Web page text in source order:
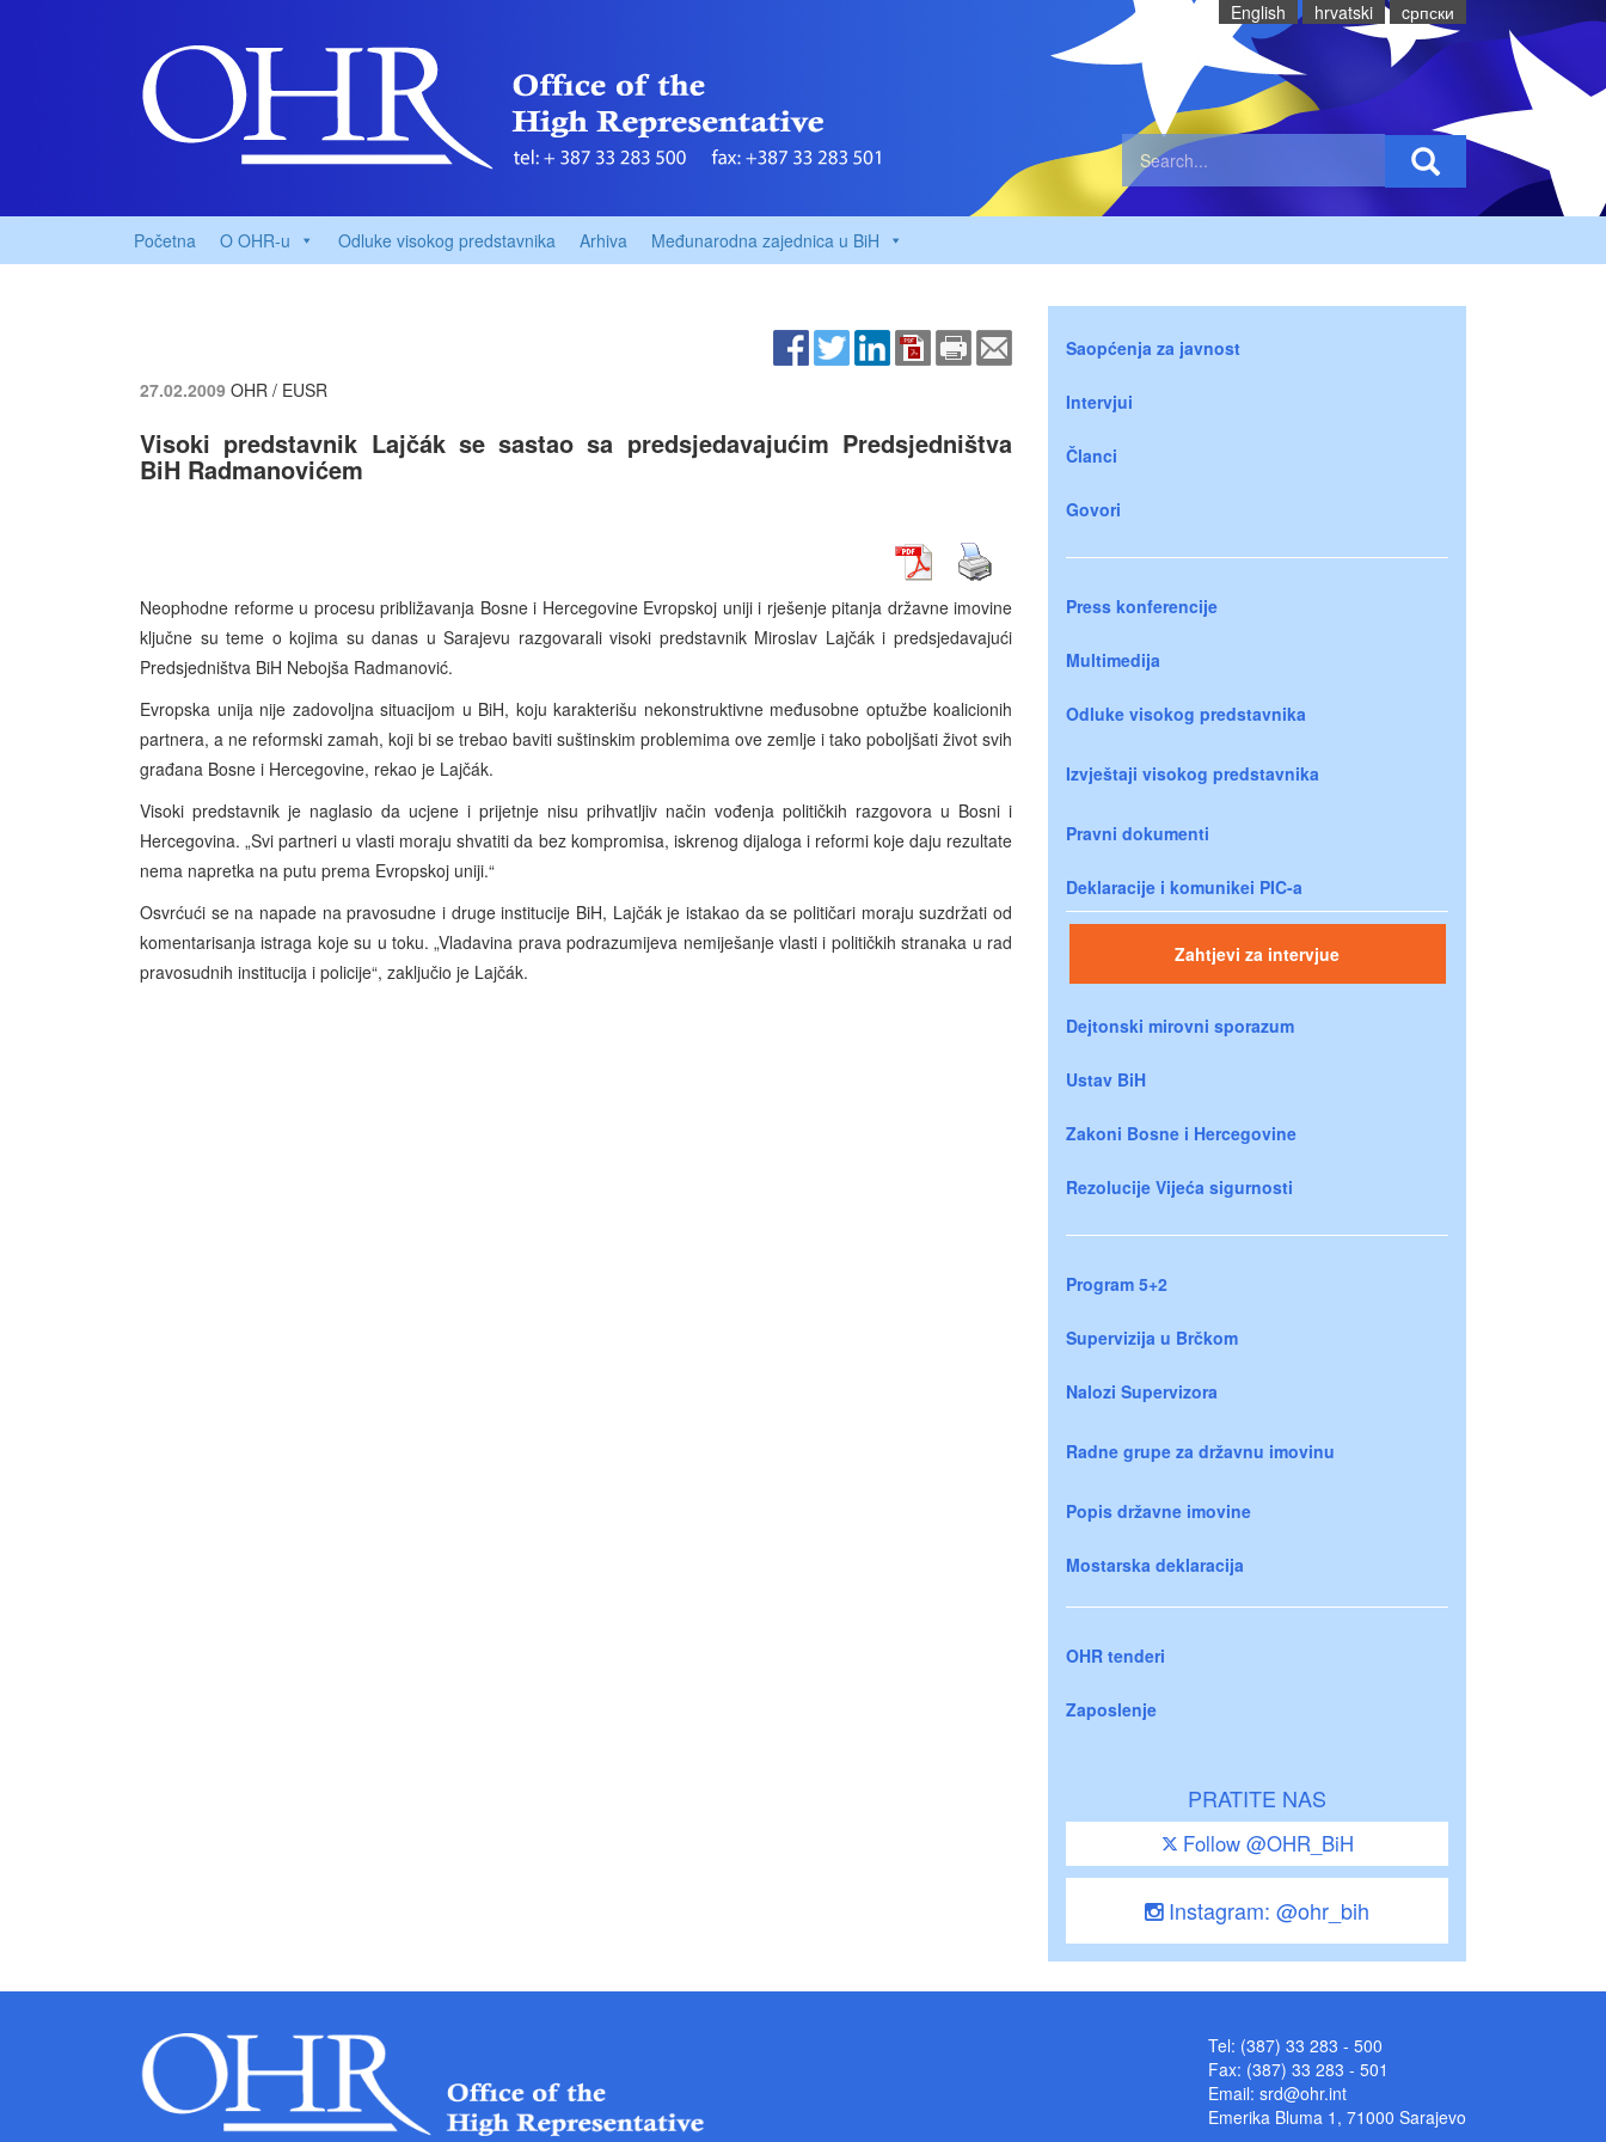
English hrvatski cрпски
Početna O OHR-u Odluke visokog predstavnika Arhiva Međunarodna zajednica u BiH
27.02.2009 OHR / EUSR
Visoki predstavnik Lajčák se sastao sa predsjedavajućim Predsjedništva
BiH Radmanovićem
Neophodne reforme u procesu približavanja Bosne i Hercegovine Evropskoj uniji i rješenje pitanja državne imovine
ključne su teme o kojima su danas u Sarajevu razgovarali visoki predstavnik Miroslav Lajčák i predsjedavajući
Predsjedništva BiH Nebojša Radmanović.
Evropska unija nije zadovoljna situacijom u BiH, koju karakterišu nekonstruktivne međusobne optužbe koalicionih
partnera, a ne reformski zamah, koji bi se trebao baviti suštinskim problemima ove zemlje i tako poboljšati život svih
građana Bosne i Hercegovine, rekao je Lajčák.
Visoki predstavnik je naglasio da ucjene i prijetnje nisu prihvatljiv način vođenja političkih razgovora u Bosni i
Hercegovina. „Svi partneri u vlasti moraju shvatiti da bez kompromisa, iskrenog dijaloga i reformi koje daju rezultate
nema napretka na putu prema Evropskoj uniji.“
Osvrćući se na napade na pravosudne i druge institucije BiH, Lajčák je istakao da se političari moraju suzdržati od
komentarisanja istraga koje su u toku. „Vladavina prava podrazumijeva nemiješanje vlasti i političkih stranaka u rad
pravosudnih institucija i policije“, zaključio je Lajčák.
Saopćenja za javnost
Intervjui
Članci
Govori
Press konferencije
Multimedija
Odluke visokog predstavnika
Izvještaji visokog predstavnika
Pravni dokumenti
Deklaracije i komunikei PIC-a
Zahtjevi za intervjue
Dejtonski mirovni sporazum
Ustav BiH
Zakoni Bosne i Hercegovine
Rezolucije Vijeća sigurnosti
Program 5+2
Supervizija u Brčkom
Nalozi Supervizora
Radne grupe za državnu imovinu
Popis državne imovine
Mostarska deklaracija
OHR tenderi
Zaposlenje
PRATITE NAS
Follow @OHR_BiH
Instagram: @ohr_bih
Tel: (387) 33 283 - 500
Fax: (387) 33 283 - 501
Email: srd@ohr.int
Emerika Bluma 1, 71000 Sarajevo